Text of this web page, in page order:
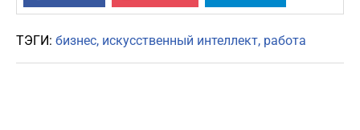
ТЭГИ: бизнес искусственный интеллект работа